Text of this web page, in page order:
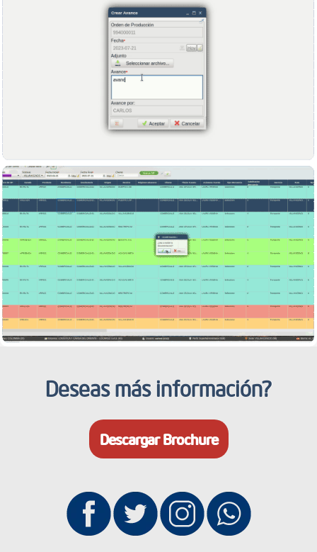
Deseas más información?
Descargar Brochure